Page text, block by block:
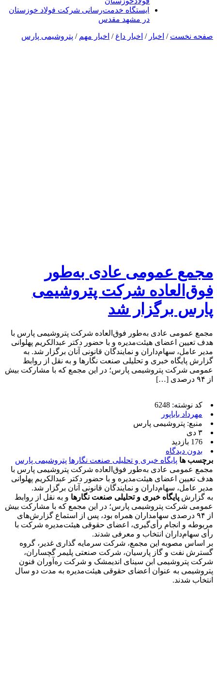
ایستگاه خدمت‌رسانی شرکت فولاد خوزستان
در مشهد مقدس
صفحه نخست / اخبار / اخبار داغ / اخیار مهم / پتروشیمی پارس
مجمع عمومی عادی به‌طور
فوق‌العاده شرکت پتروشیمی
پارس برگزار شد
مجمع عمومی عادی به‌طور فوق‌العاده شرکت پتروشیمی پارس با
هدف تعیین اعضای هیئت‌مدیره و با حضور دکتر عبدالکریم پهلوانی
مدیر عامل، سهام‌داران و نمایندگان قانونی آنان برگزار شد. به
گزارش پایگاه خبری و تحلیلی صنعت نگارها و به نقل از روابط
عمومی شرکت پتروشیمی پارس؛ در این مجمع که با مشارکت بیش
از ۹۴ درصدی […]
کد نوشته: 6248
مهرداد باباپور
منبع: پتروشیمی پارس
۳ دی
176 بازدید
بدون دیدگاه
برچسب ها پایگاه خبری و تحلیلی صنعت نگارها پتروشیمی پارس
مجمع عمومی عادی به‌طور فوق‌العاده شرکت پتروشیمی پارس با
هدف تعیین اعضای هیئت‌مدیره و با حضور دکتر عبدالکریم پهلوانی
مدیر عامل، سهام‌داران و نمایندگان قانونی آنان برگزار شد.
به گزارش پایگاه خبری و تحلیلی صنعت نگارها و به نقل از روابط
عمومی شرکت پتروشیمی پارس؛ در این مجمع که با مشارکت بیش
از ۹۴ درصدی سهامداران همراه بود، پس از استماع گزارش‌های
مربوطه و انجام رأی‌گیری، اعضای حقوقی هیئت‌مدیره شرکت با
رأی سهام‌داران انتخاب و معرفی شدند.
بر اساس مصوبه این مجمع، شرکت سرمایه گذاری غدیر، گروه
گسترش نفت و گاز پارسیان، شرکت صنعتی پلیمر گچساران،
شرکت پتروشیمی ابن سینای اندیمشک و شرکت ره‌آوران فنون
پتروشیمی به عنوان اعضای حقوقی هیئت‌مدیره به مدت دو سال
انتخاب شدند.